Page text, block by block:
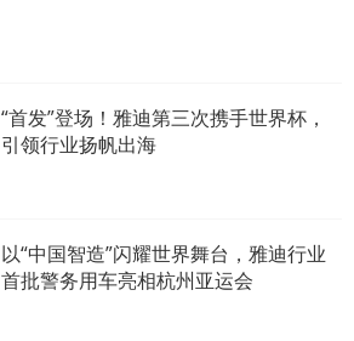
“首发”登场！雅迪第三次携手世界杯，
引领行业扬帆出海
以“中国智造”闪耀世界舞台，雅迪行业
首批警务用车亮相杭州亚运会